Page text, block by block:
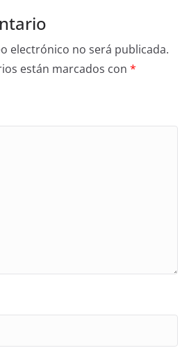
electrónico no será publicada.
están marcados con *